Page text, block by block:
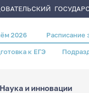
2026 Расписание
к ЕГЭ
Наука и инновации